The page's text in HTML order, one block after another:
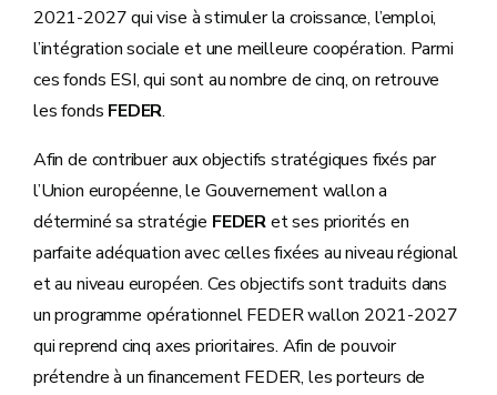
2021-2027 qui vise à stimuler la croissance, l’emploi,
l’intégration sociale et une meilleure coopération. Parmi
ces fonds ESI, qui sont au nombre de cinq, on retrouve
les fonds FEDER.
Afin de contribuer aux objectifs stratégiques fixés par
l’Union européenne, le Gouvernement wallon a
déterminé sa stratégie FEDERet ses priorités en
parfaite adéquation avec celles fixées au niveau régional
et au niveau européen. Ces objectifs sont traduits dans
un programme opérationnel FEDER wallon 2021-2027
qui reprend cinq axes prioritaires. Afin de pouvoir
prétendre à un financement FEDER, les porteurs de